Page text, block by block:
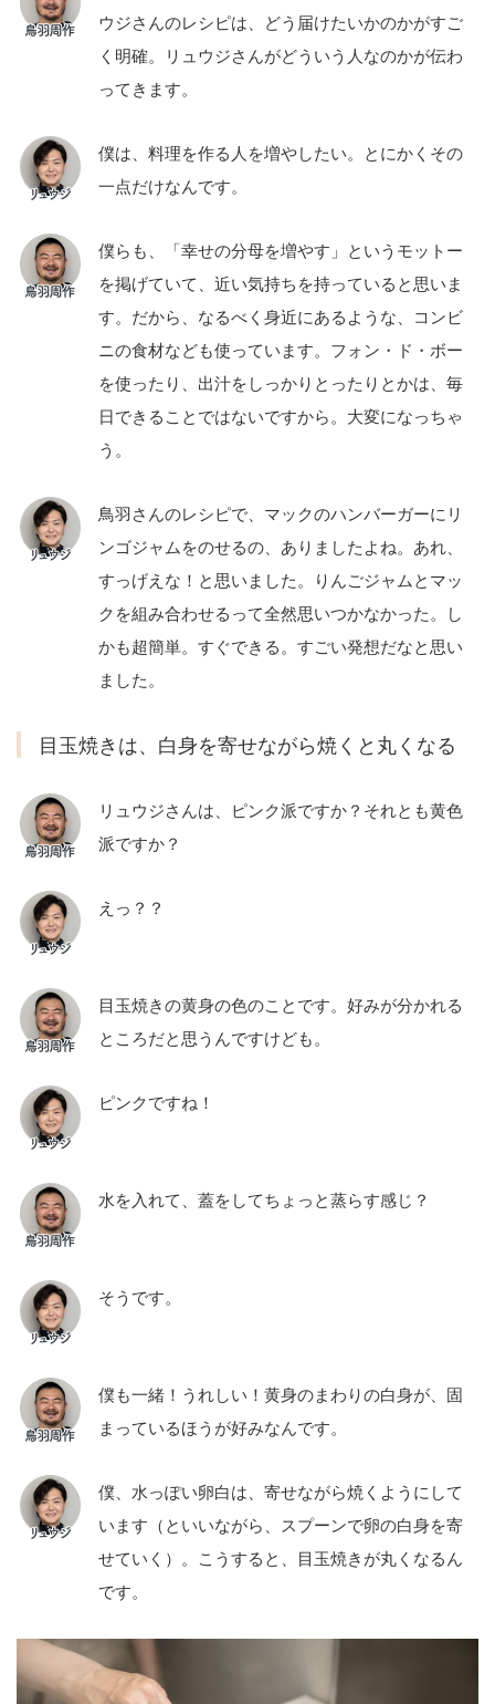
ウジさんのレシピは、どう届けたいかのかがすご
く明確。リュウジさんがどういう人なのかが伝わ
ってきます。
僕は、料理を作る人を増やしたい。とにかくその
一点だけなんです。
僕らも、「幸せの分母を増やす」というモットー
を掲げていて、近い気持ちを持っていると思いま
す。だから、なるべく身近にあるような、コンビ
ニの食材なども使っています。フォン・ド・ボー
を使ったり、出汁をしっかりとったりとかは、毎
日できることではないですから。大変になっちゃ
う。
鳥羽さんのレシピで、マックのハンバーガーにリ
ンゴジャムをのせるの、ありましたよね。あれ、
すっげえな！と思いました。りんごジャムとマッ
クを組み合わせるって全然思いつかなかった。し
かも超簡単。すぐできる。すごい発想だなと思い
ました。
目玉焼きは、白身を寄せながら焼くと丸くなる
リュウジさんは、ピンク派ですか？それとも黄色
派ですか？
えっ？？
目玉焼きの黄身の色のことです。好みが分かれる
ところだと思うんですけども。
ピンクですね！
水を入れて、蓋をしてちょっと蒸らす感じ？
そうです。
僕も一緒！うれしい！黄身のまわりの白身が、固
まっているほうが好みなんです。
僕、水っぽい卵白は、寄せながら焼くようにして
います（といいながら、スプーンで卵の白身を寄
せていく）。こうすると、目玉焼きが丸くなるん
です。